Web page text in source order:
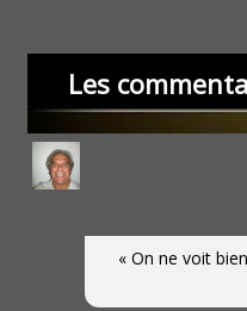
Les
« On ne voit